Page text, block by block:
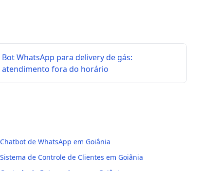
Bot WhatsApp para delivery de gás:
atendimento fora do horário
Chatbot de WhatsApp em Goiânia
Sistema de Controle de Clientes em Goiânia